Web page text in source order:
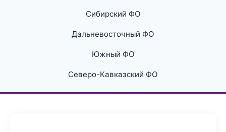
Сибирский ФО
Дальневосточный ФО
Южный ФО
Северо-Кавказский ФО